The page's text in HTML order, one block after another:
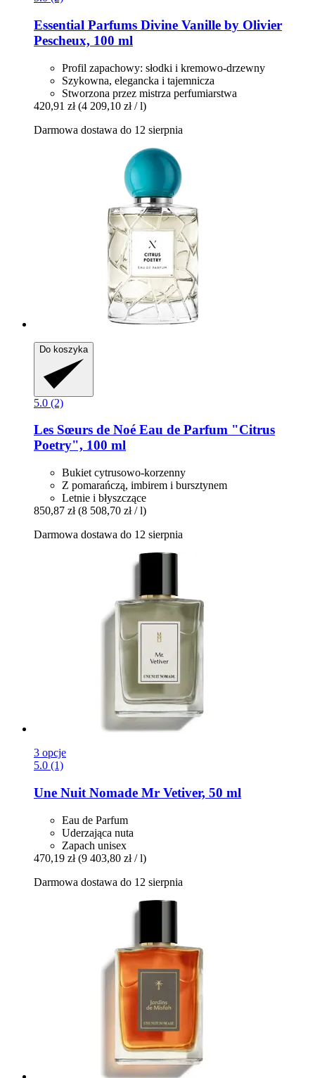
Essential Parfums Divine Vanille by Olivier
Pescheux, 100 ml
Profil zapachowy: słodki i kremowo-drzewny
Szykowna, elegancka i tajemnicza
Stworzona przez mistrza perfumiarstwa
420,91 zł (4 209,10 zł / l)
Darmowa dostawa do 12 sierpnia
Do koszyka
5.0 (2)
Les Sœurs de Noé Eau de Parfum "Citrus
Poetry", 100 ml
Bukiet cytrusowo-korzenny
Z pomarańczą, imbirem i bursztynem
Letnie i błyszczące
850,87 zł (8 508,70 zł / l)
Darmowa dostawa do 12 sierpnia
3 opcje
5.0 (1)
Une Nuit Nomade Mr Vetiver, 50 ml
Eau de Parfum
Uderzająca nuta
Zapach unisex
470,19 zł (9 403,80 zł / l)
Darmowa dostawa do 12 sierpnia